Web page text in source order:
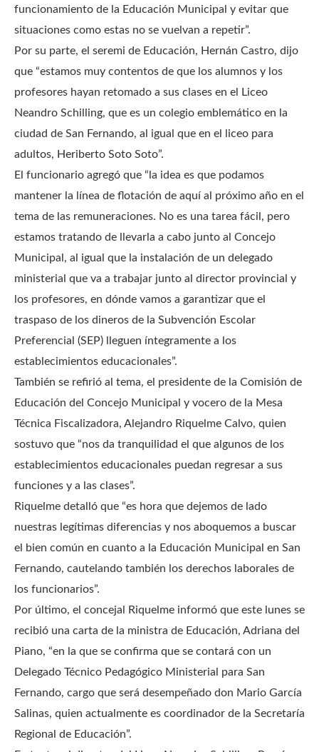
funcionamiento de la Educación Municipal y evitar que
situaciones como estas no se vuelvan a repetir”.
Por su parte, el seremi de Educación, Hernán Castro, dijo
que “estamos muy contentos de que los alumnos y los
profesores hayan retomado a sus clases en el Liceo
Neandro Schilling, que es un colegio emblemático en la
ciudad de San Fernando, al igual que en el liceo para
adultos, Heriberto Soto Soto”.
El funcionario agregó que “la idea es que podamos
mantener la línea de flotación de aquí al próximo año en el
tema de las remuneraciones. No es una tarea fácil, pero
estamos tratando de llevarla a cabo junto al Concejo
Municipal, al igual que la instalación de un delegado
ministerial que va a trabajar junto al director provincial y
los profesores, en dónde vamos a garantizar que el
traspaso de los dineros de la Subvención Escolar
Preferencial (SEP) lleguen íntegramente a los
establecimientos educacionales”.
También se refirió al tema, el presidente de la Comisión de
Educación del Concejo Municipal y vocero de la Mesa
Técnica Fiscalizadora, Alejandro Riquelme Calvo, quien
sostuvo que “nos da tranquilidad el que algunos de los
establecimientos educacionales puedan regresar a sus
funciones y a las clases”.
Riquelme detalló que “es hora que dejemos de lado
nuestras legítimas diferencias y nos aboquemos a buscar
el bien común en cuanto a la Educación Municipal en San
Fernando, cautelando también los derechos laborales de
los funcionarios”.
Por último, el concejal Riquelme informó que este lunes se
recibió una carta de la ministra de Educación, Adriana del
Piano, “en la que se confirma que se contará con un
Delegado Técnico Pedagógico Ministerial para San
Fernando, cargo que será desempeñado don Mario García
Salinas, quien actualmente es coordinador de la Secretaría
Regional de Educación”.